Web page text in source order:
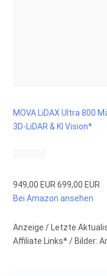
MOVA LiDAX Ultra 800
3D-LiDAR & KI Vision*
949,00 EUR 699,00 EUR
Bei Amazon ansehen
Anzeige / Letzte
Affiliate Links* / Bilder: